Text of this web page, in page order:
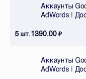
Аккаунты
AdWords |
5шт.1390.00₽
Аккаунты
AdWords |